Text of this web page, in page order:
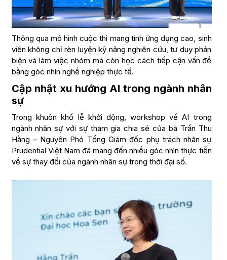
Thông qua mô hình cuộc thi mang tính ứng dụng cao, sinh
viên không chỉ rèn luyện kỹ năng nghiên cứu, tư duy phản
biện và làm việc nhóm mà còn học cách tiếp cận vấn đề
bằng góc nhìn nghề nghiệp thực tế.
Cập nhật xu hướng AI trong ngành nhân
sự
Trong khuôn khổ lễ khởi động, workshop về AI trong
ngành nhân sự với sự tham gia chia sẻ của bà Trần Thu
Hằng – Nguyên Phó Tổng Giám đốc phụ trách nhân sự
Prudential Việt Nam đã mang đến nhiều góc nhìn thực tiễn
về sự thay đổi của ngành nhân sự trong thời đại số.